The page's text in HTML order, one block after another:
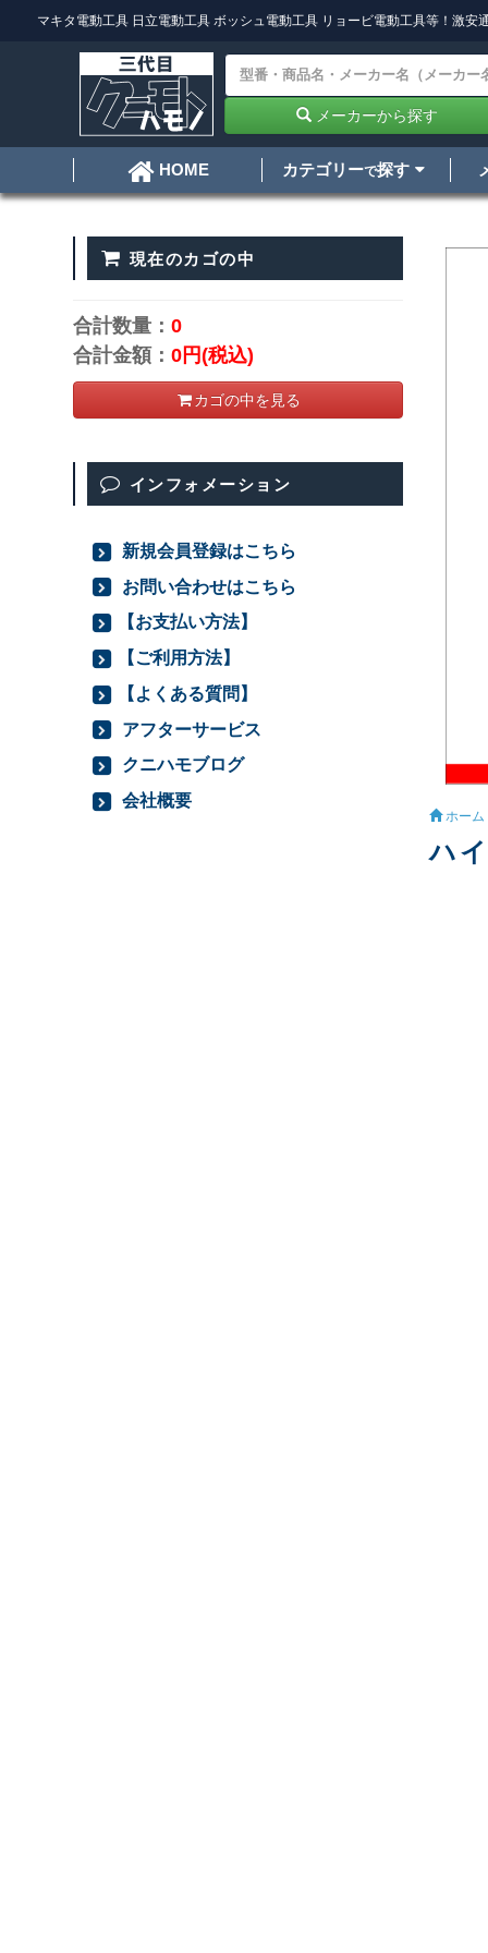
マキタ電動工具 日立電動工具 ボッシュ電動工具 リョービ電動工具等！激安
メーカーから探す
HOME カテゴリーで探す
ホーム
ハ
現在のカゴの中
合計数量：0
合計金額：0円(税込)
カゴの中を見る
インフォメーション
新規会員登録はこちら
お問い合わせはこちら
【お支払い方法】
【ご利用方法】
【よくある質問】
アフターサービス
クニハモブログ
会社概要